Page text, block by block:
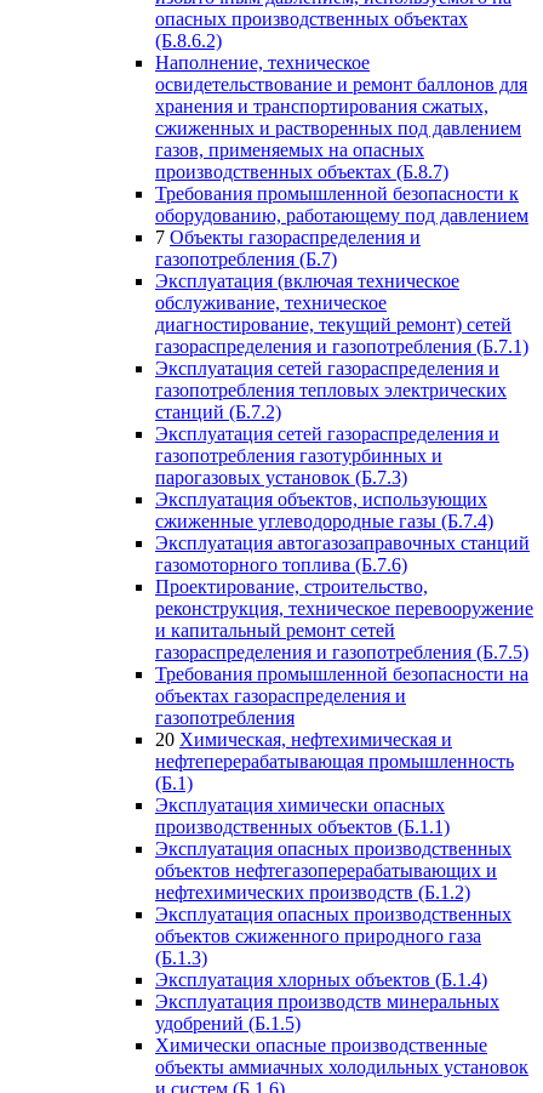
опасных производственных объектах
(Б.8.6.2)
Наполнение, техническое
освидетельствование и ремонт баллонов для
хранения и транспортирования сжатых,
сжиженных и растворенных под давлением
газов, применяемых на опасных
производственных объектах (Б.8.7)
Требования промышленной безопасности к
оборудованию, работающему под давлением
7 Объекты газораспределения и
газопотребления (Б.7)
Эксплуатация (включая техническое
обслуживание, техническое
диагностирование, текущий ремонт) сетей
газораспределения и газопотребления (Б.7.1)
Эксплуатация сетей газораспределения и
газопотребления тепловых электрических
станций (Б.7.2)
Эксплуатация сетей газораспределения и
газопотребления газотурбинных и
парогазовых установок (Б.7.3)
Эксплуатация объектов, использующих
сжиженные углеводородные газы (Б.7.4)
Эксплуатация автогазозаправочных станций
газомоторного топлива (Б.7.6)
Проектирование, строительство,
реконструкция, техническое перевооружение
и капитальный ремонт сетей
газораспределения и газопотребления (Б.7.5)
Требования промышленной безопасности на
объектах газораспределения и
газопотребления
20 Химическая, нефтехимическая и
нефтеперерабатывающая промышленность
(Б.1)
Эксплуатация химически опасных
производственных объектов (Б.1.1)
Эксплуатация опасных производственных
объектов нефтегазоперерабатывающих и
нефтехимических производств (Б.1.2)
Эксплуатация опасных производственных
объектов сжиженного природного газа
(Б.1.3)
Эксплуатация хлорных объектов (Б.1.4)
Эксплуатация производств минеральных
удобрений (Б.1.5)
Химически опасные производственные
объекты аммиачных холодильных установок
и систем (Б.1.6)